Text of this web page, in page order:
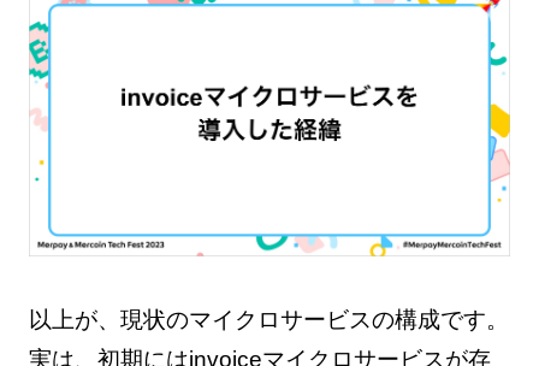
以上が、現状のマイクロサービスの構成です。
実は、初期にはinvoiceマイクロサービスが存